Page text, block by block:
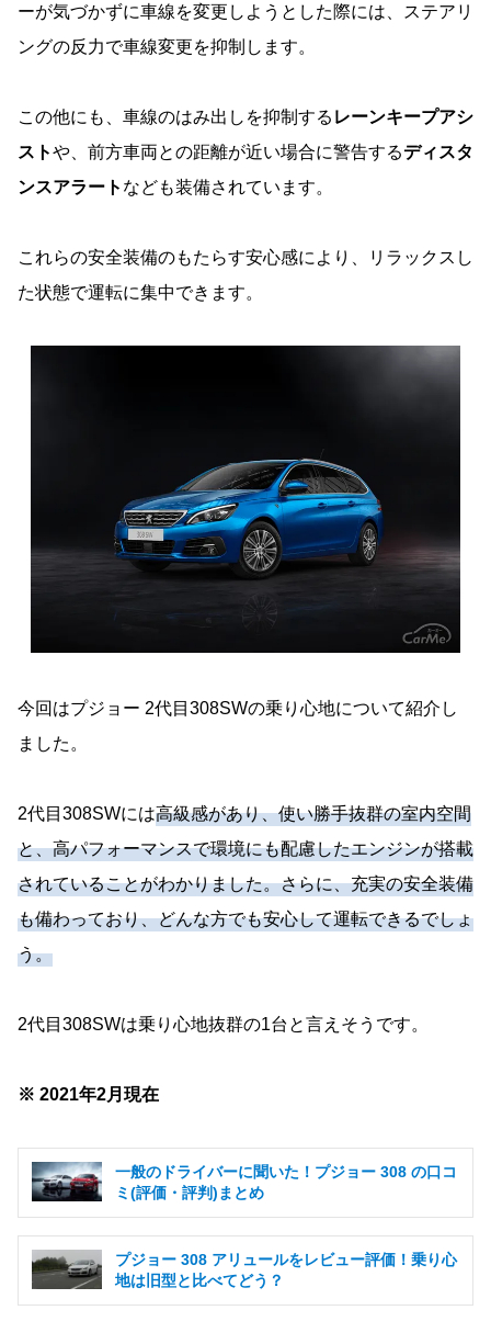
ーが気づかずに車線を変更しようとした際には、ステアリ
ングの反力で車線変更を抑制します。
この他にも、車線のはみ出しを抑制する レーンキープアシ
ストや、前方車両との距離が近い場合に警告するディスタ
ンスアラート なども装備されています。
これらの安全装備のもたらす安心感により、リラックスし
た状態で運転に集中できます。
今回はプジョー 2代目308SWの乗り心地について紹介し
ました。
2代目308SWには高級感があり、使い勝手抜群の室内空間
と、高パフォーマンスで環境にも配慮したエンジンが搭載
されていることがわかりました。さらに、充実の安全装備
も備わっており、どんな方でも安心して運転できるでしょ
う。
2代目308SWは乗り心地抜群の1台と言えそうです。
※ 2021年2月現在
一般のドライバーに聞いた！プジョー 308 の口コ
ミ(評価・評判)まとめ
プジョー 308 アリュールをレビュー評価！乗り心
地は旧型と比べてどう？